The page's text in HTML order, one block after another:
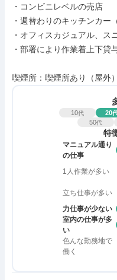
・コンビニレベルの売店
・週替わりのキッチンカー
・オフィスカジュアル、ス
・部署により作業着上下貸
喫煙所：喫煙所あり（屋外）
10代 20
50代
特
マニュアル通り
の仕事
1人作業が多い
立ち仕事が多い
力仕事が少ない
室内の仕事が多
い
色んな勤務地で
働く